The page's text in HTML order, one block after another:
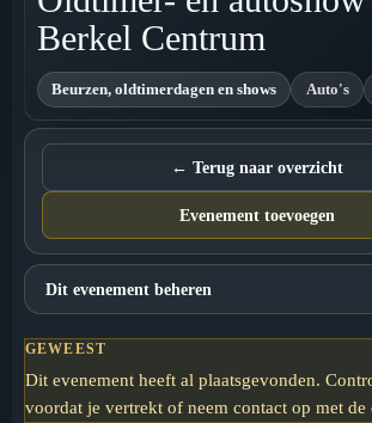
Berkel Centrum
Beurzen, oldtimerdagen en shows Auto's
← Terug naar overzicht
Evenement toevoegen
Dit evenement beheren
GEWEEST
Dit evenement heeft al plaatsgevonden.
voordat je vertrekt of neem contact op met de